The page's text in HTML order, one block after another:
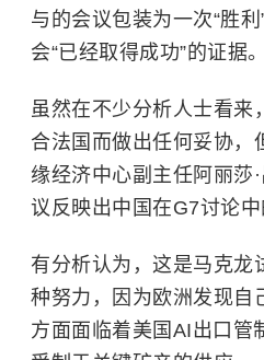
与的会议包装为一次“胜
会“已经取得成功”的证据。
虽然在不少分析人士看来
合法国而做出任何妥协，
缘经济中心副主任阿丽莎
议反映出中国在G7讨论中
有分析认为，这是马克龙
种努力，因为欧洲发现自
方面面临着美国AI出口管